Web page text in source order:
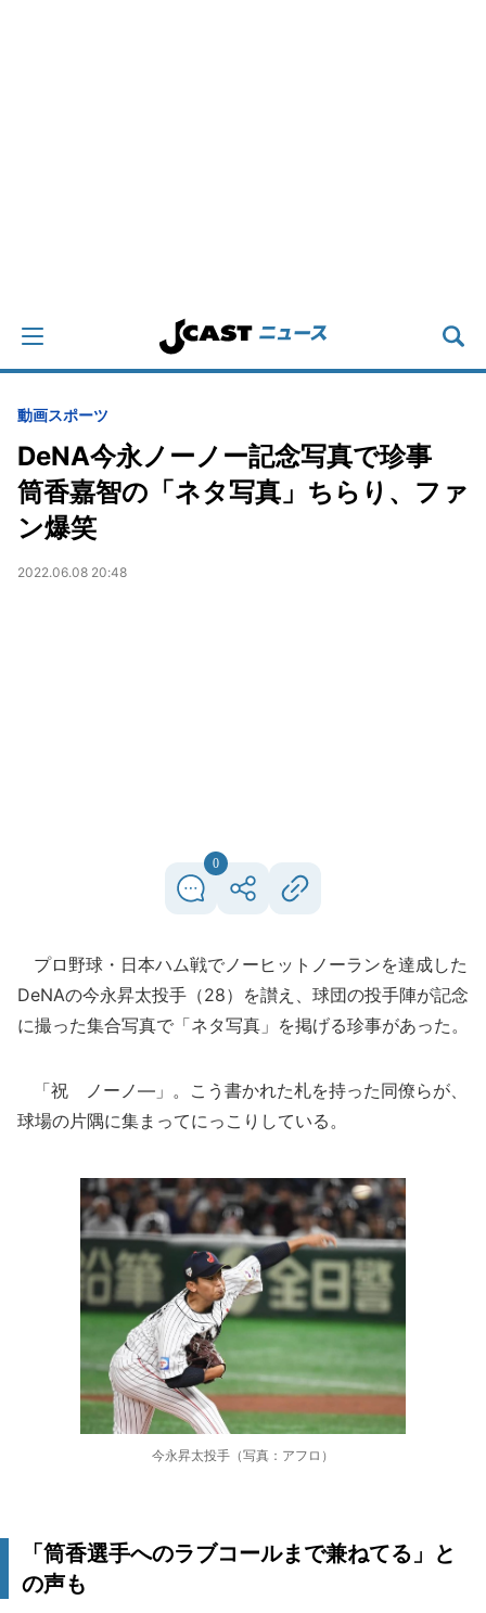
動画スポーツ
DeNA今永ノーノー記念写真で珍事
筒香嘉智の「ネタ写真」ちらり、ファ
ン爆笑
2022.06.08 20:48
0
プロ野球・日本ハム戦でノーヒットノーランを達成した
DeNAの今永昇太投手（28）を讃え、球団の投手陣が記念
に撮った集合写真で「ネタ写真」を掲げる珍事があった。
「祝 ノーノ―」。こう書かれた札を持った同僚らが、
球場の片隅に集まってにっこりしている。
今永昇太投手（写真：アフロ）
「筒香選手へのラブコールまで兼ねてる」と
の声も